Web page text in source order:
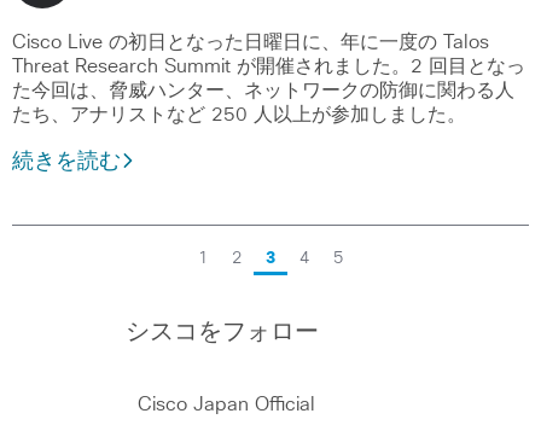
Cisco Live の初日となった日曜日に、年に一度の Talos
Threat Research Summit が開催されました。2 回目となっ
た今回は、脅威ハンター、ネットワークの防御に関わる人
たち、アナリストなど 250 人以上が参加しました。
続きを読む
1 2 3 4 5
シスコをフォロー
Cisco Japan Official